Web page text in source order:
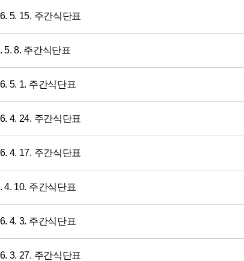
5. 15. 주간식단표
5. 8. 주간식단표
5. 1. 주간식단표
4. 24. 주간식단표
4. 17. 주간식단표
4. 10. 주간식단표
4. 3. 주간식단표
3. 27. 주간식단표